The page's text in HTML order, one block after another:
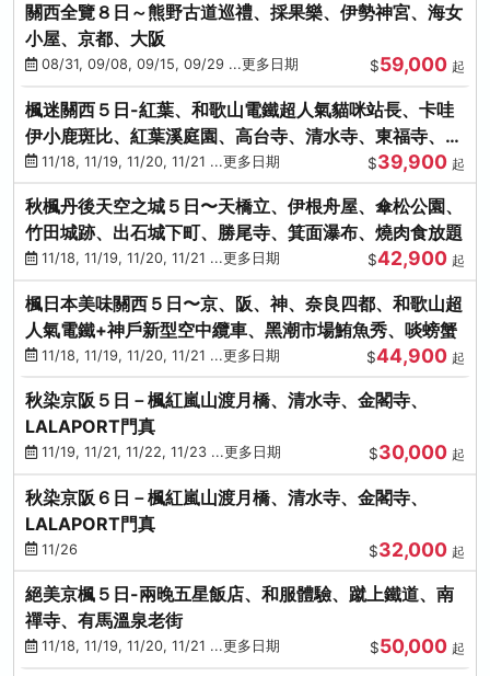
關西全覽８日～熊野古道巡禮、採果樂、伊勢神宮、海女
小屋、京都、大阪
08/31, 09/08, 09/15, 09/29 ...更多日期 $59,000 起
楓迷關西５日-紅葉、和歌山電鐵超人氣貓咪站長、卡哇
伊小鹿斑比、紅葉溪庭園、高台寺、清水寺、東福寺、伊
勢龍蝦+和牛
11/18, 11/19, 11/20, 11/21 ...更多日期 $39,900 起
秋楓丹後天空之城５日〜天橋立、伊根舟屋、傘松公園、
竹田城跡、出石城下町、勝尾寺、箕面瀑布、燒肉食放題
11/18, 11/19, 11/20, 11/21 ...更多日期 $42,900 起
楓日本美味關西５日〜京、阪、神、奈良四都、和歌山超
人氣電鐵+神戶新型空中纜車、黑潮市場鮪魚秀、啖螃蟹
11/18, 11/19, 11/20, 11/21 ...更多日期 $44,900 起
秋染京阪５日－楓紅嵐山渡月橋、清水寺、金閣寺、
LALAPORT門真
11/19, 11/21, 11/22, 11/23 ...更多日期 $30,000 起
秋染京阪６日－楓紅嵐山渡月橋、清水寺、金閣寺、
LALAPORT門真
11/26 $32,000 起
絕美京楓５日-兩晚五星飯店、和服體驗、蹴上鐵道、南
禪寺、有馬溫泉老街
11/18, 11/19, 11/20, 11/21 ...更多日期 $50,000 起